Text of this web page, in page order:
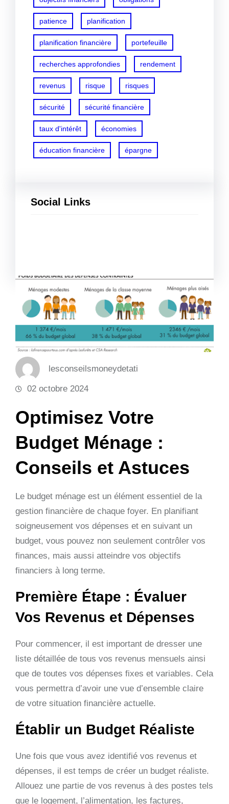
patience planification
planification financière portefeuille
recherches approfondies rendement
revenus risque risques
sécurité sécurité financière
taux d'intérêt économies
éducation financière épargne
Social Links
lesconseilsmoneydetati
02 octobre 2024
Optimisez Votre
Budget Ménage :
Conseils et Astuces
Le budget ménage est un élément essentiel de la
gestion financière de chaque foyer. En planifiant
soigneusement vos dépenses et en suivant un
budget, vous pouvez non seulement contrôler vos
finances, mais aussi atteindre vos objectifs
financiers à long terme.
Première Étape : Évaluer
Vos Revenus et Dépenses
Pour commencer, il est important de dresser une
liste détaillée de tous vos revenus mensuels ainsi
que de toutes vos dépenses fixes et variables. Cela
vous permettra d’avoir une vue d’ensemble claire
de votre situation financière actuelle.
Établir un Budget Réaliste
Une fois que vous avez identifié vos revenus et
dépenses, il est temps de créer un budget réaliste.
Allouez une partie de vos revenus à des postes tels
que le logement, l’alimentation, les factures,